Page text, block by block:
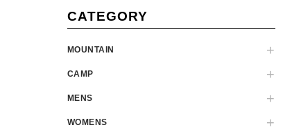
CATEGORY
MOUNTAIN
CAMP
MENS
WOMENS